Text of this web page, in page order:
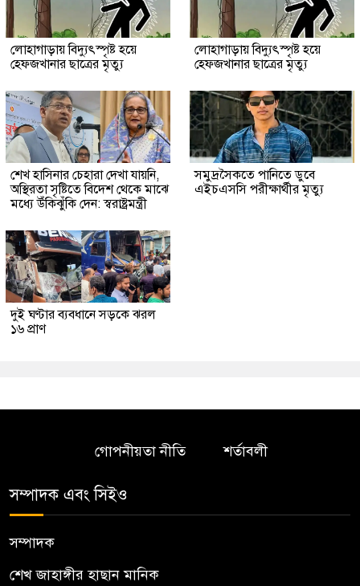
লোহাগাড়ায় বিদ্যুৎস্পৃষ্ট হয়ে
হেফজখানার ছাত্রের মৃত্যু
লোহাগাড়ায় বিদ্যুৎস্পৃষ্ট হয়ে
হেফজখানার ছাত্রের মৃত্যু
শেখ হাসিনার চেহারা দেখা যায়নি,
অস্থিরতা সৃষ্টিতে বিদেশ থেকে মাঝে
মধ্যে উঁকিঝুঁকি দেন: স্বরাষ্ট্রমন্ত্রী
সমুদ্রসৈকতে পানিতে ডুবে
এইচএসসি পরীক্ষার্থীর মৃত্যু
দুই ঘণ্টার ব্যবধানে সড়কে ঝরল
১৬ প্রাণ
গোপনীয়তা নীতি শর্তাবলী
সম্পাদক এবং সিইও
সম্পাদক
শেখ জাহাঙ্গীর হাছান মানিক